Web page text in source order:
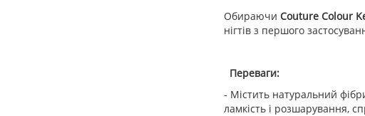
Обираючи Couture Colour
нігтів з першого
Переваги:
- Містить натуральний
ламкість і розшарування,